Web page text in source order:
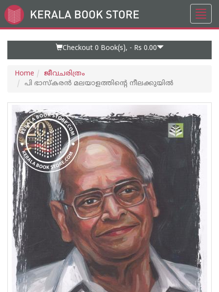
Go
to
Checkout 0 Book(s), - Rs 0.00
Home
ജീവചരിത്രം
പി ഭാസ്കരന്‍ മലയാളത്തിന്റെ നീലക്കുയില്‍